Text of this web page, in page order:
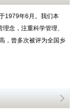
1979年6月。我们本
念，注重科学管理、
，曾多次被评为全国乡